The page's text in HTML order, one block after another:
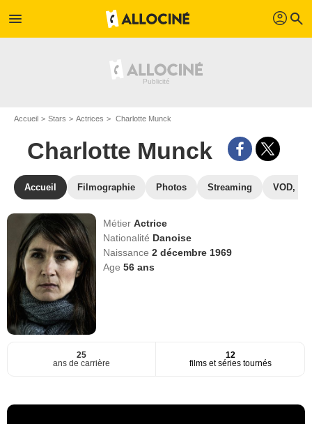
menu profil search
Accueil Stars Actrices Charlotte Munck
Charlotte Munck
Accueil Filmographie Photos Streaming VOD,
MétierActrice
Nationalité Danoise
Naissance2 décembre 1969
Age56 ans
25
ans de carrière
12
films et séries tournés